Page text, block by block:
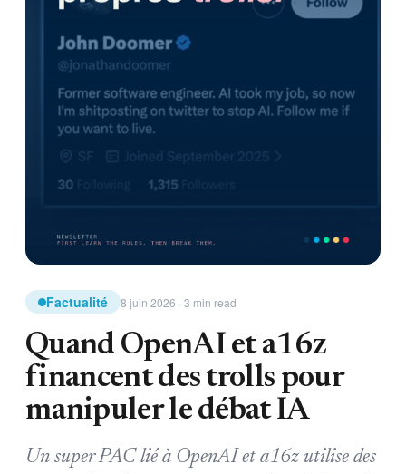
Factualité 8 juin 2026 · 3 min read
Quand OpenAI et a16z
financent des trolls pour
manipuler le débat IA
Un super PAC lié à OpenAI et a16z utilise des